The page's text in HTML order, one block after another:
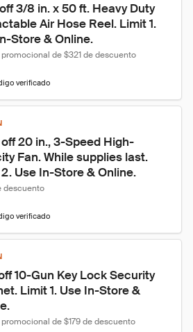
3/8 in. x 50 ft. Heavy Duty
Air Hose Reel. Limit 1.
Store & Online.
de $321 de descuento
verificado
20 in., 3-Speed High-
Fan. While supplies last.
Use In-Store & Online.
descuento
verificado
10-Gun Key Lock Security
Limit 1. Use In-Store &
de $179 de descuento